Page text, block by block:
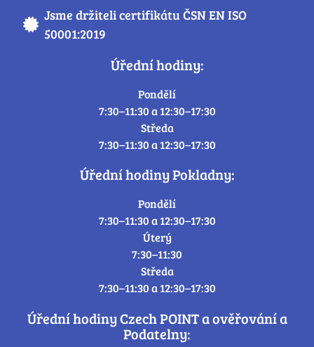
Jsme držiteli certifikátu ČSN EN ISO
50001:2019
Úřední hodiny:
Pondělí
7:30–11:30 a 12:30–17:30
Středa
7:30–11:30 a 12:30–17:30
Úřední hodiny Pokladny:
Pondělí
7:30–11:30 a 12:30–17:30
Úterý
7:30–11:30
Středa
7:30–11:30 a 12:30–17:30
Úřední hodiny Czech POINT a ověřování a
Podatelny: